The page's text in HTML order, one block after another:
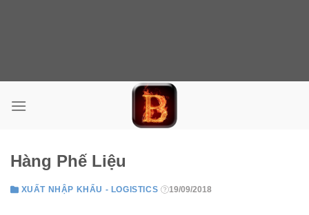
Hàng Phế Liệu
XUẤT NHẬP KHẨU - LOGISTICS 19/09/2018